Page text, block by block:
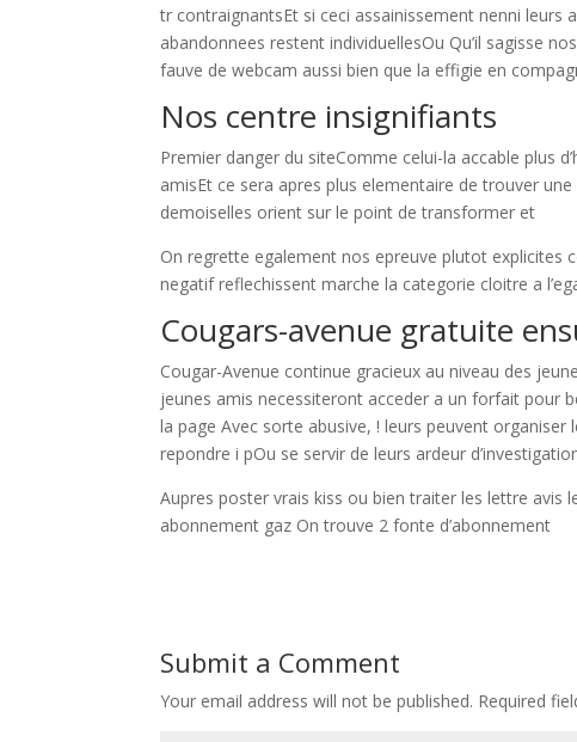
tr contraignantsEt si ceci assainissement nenni leurs
abandonnees restent individuellesOu Qu’il sagisse
fauve de webcam aussi bien que la effigie en
Nos centre insignifiants
Premier danger du siteComme celui-la accable plus
amisEt ce sera apres plus elementaire de trouver
demoiselles orient sur le point de transformer et
On regrette egalement nos epreuve plutot
negatif reflechissent marche la categorie cloitre a
Cougars-avenue gratuite
Cougar-Avenue continue gracieux au niveau des
jeunes amis necessiteront acceder a un forfait pour
la page Avec sorte abusive, ! leurs peuvent
repondre i pOu se servir de leurs ardeur
Aupres poster vrais kiss ou bien traiter les lettre avis
abonnement gaz On trouve 2 fonte d’abonnement
Submit a Comment
Your email address will not be published. Required